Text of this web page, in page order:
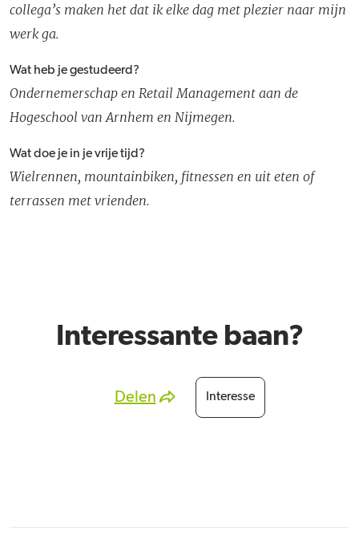
collega’s maken het dat ik elke dag met plezier naar mijn
werk ga.
Wat heb je gestudeerd?
Ondernemerschap en Retail Management aan de
Hogeschool van Arnhem en Nijmegen.
Wat doe je in je vrije tijd?
Wielrennen, mountainbiken, fitnessen en uit eten of
terrassen met vrienden.
Interessante baan?
Delen Interesse